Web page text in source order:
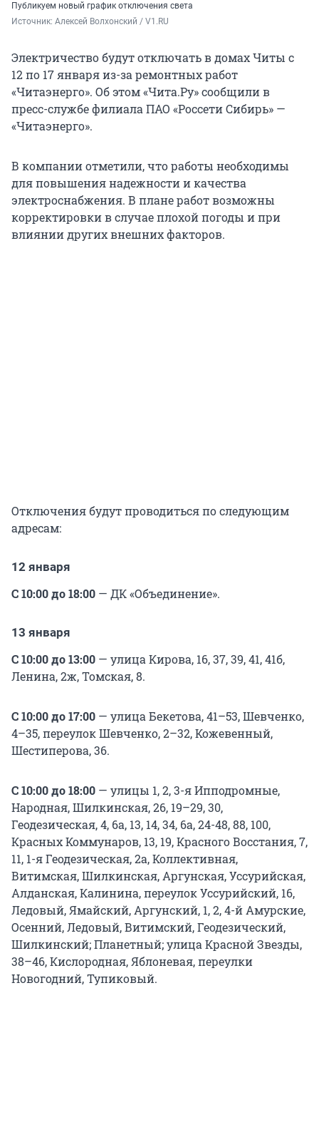
Публикуем новый график отключения света
Источник: Алексей Волхонский / V1.RU
Электричество будут отключать в домах Читы с
12 по 17 января из-за ремонтных работ
«Читаэнерго». Об этом «Чита.Ру» сообщили в
пресс-службе филиала ПАО «Россети Сибирь» —
«Читаэнерго».
В компании отметили, что работы необходимы
для повышения надежности и качества
электроснабжения. В плане работ возможны
корректировки в случае плохой погоды и при
влиянии других внешних факторов.
Отключения будут проводиться по следующим
адресам:
12 января
С 10:00 до 18:00 — ДК «Объединение».
13 января
С 10:00 до 13:00 — улица Кирова, 16, 37, 39, 41, 41б,
Ленина, 2ж, Томская, 8.
С 10:00 до 17:00 — улица Бекетова, 41–53, Шевченко,
4–35, переулок Шевченко, 2–32, Кожевенный,
Шестиперова, 36.
С 10:00 до 18:00 — улицы 1, 2, 3-я Ипподромные,
Народная, Шилкинская, 26, 19–29, 30,
Геодезическая, 4, 6а, 13, 14, 34, 6а, 24-48, 88, 100,
Красных Коммунаров, 13, 19, Красного Восстания, 7,
11, 1-я Геодезическая, 2а, Коллективная,
Витимская, Шилкинская, Аргунская, Уссурийская,
Алданская, Калинина, переулок Уссурийский, 16,
Ледовый, Ямайский, Аргунский, 1, 2, 4-й Амурские,
Осенний, Ледовый, Витимский, Геодезический,
Шилкинский; Планетный; улица Красной Звезды,
38–46, Кислородная, Яблоневая, переулки
Новогодний, Тупиковый.